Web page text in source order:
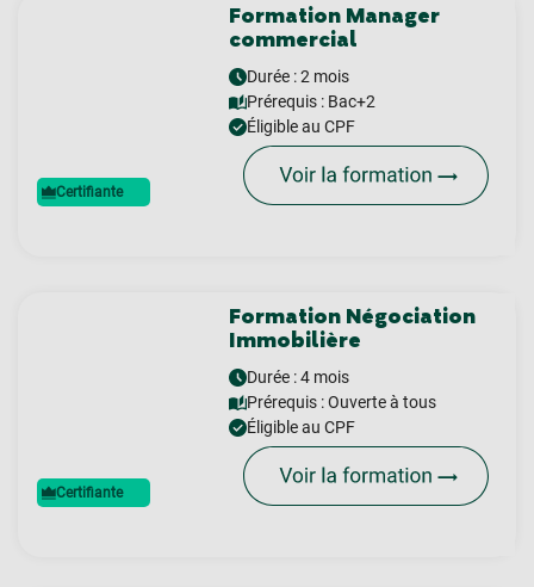
Certifiante
Formation Manager
commercial
Durée : 2 mois
Prérequis : Bac+2
Éligible au CPF
Certifiante
Formation Négociation
Immobilière
Durée : 4 mois
Prérequis :Ouverte à tous
Éligible au CPF